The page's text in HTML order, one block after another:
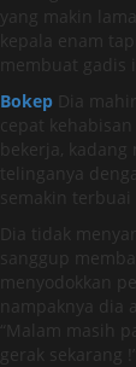
yang makin
kepala enam
membuat gadis
Bokep Dia
cepat
bekerja,
telinganya
semakin
Dia tidak
sanggup
menyodokkan
nampaknya dia
“Malam masih
gerak sekarang